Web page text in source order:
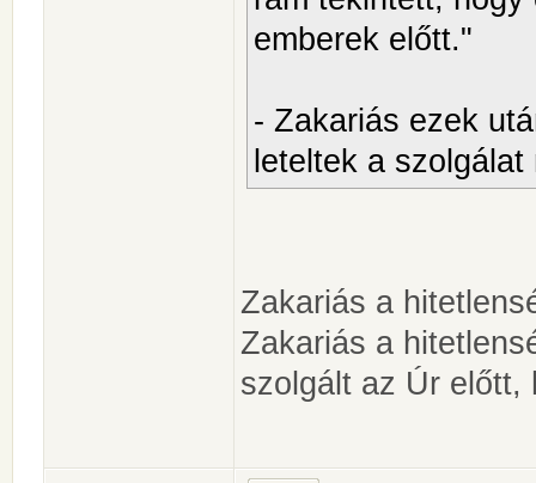
emberek előtt."
- Zakariás ezek
leteltek a
Zakariás a
Zakariás a
szolgált az Úr